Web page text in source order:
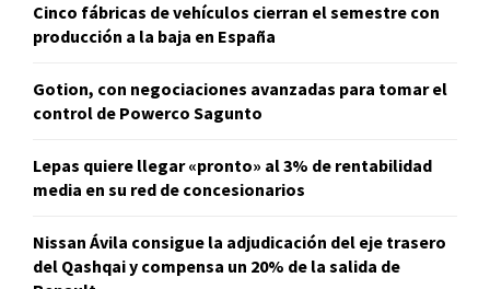
Cinco fábricas de vehículos cierran el semestre con
producción a la baja en España
Gotion, con negociaciones avanzadas para tomar el
control de Powerco Sagunto
Lepas quiere llegar «pronto» al 3% de rentabilidad
media en su red de concesionarios
Nissan Ávila consigue la adjudicación del eje trasero
del Qashqai y compensa un 20% de la salida de